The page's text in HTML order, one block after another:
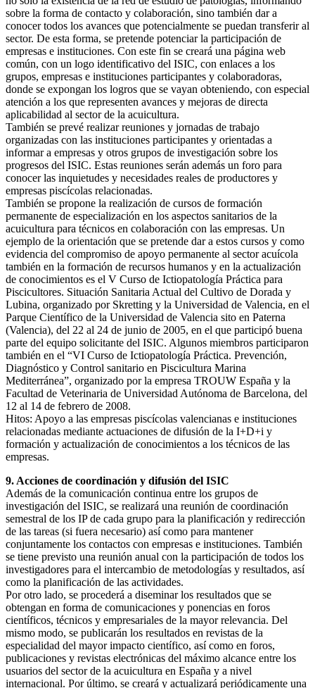
sobre la forma de contacto y colaboración, sino también dar a
conocer todos los avances que potencialmente se puedan transferir al
sector. De esta forma, se pretende potenciar la participación de
empresas e instituciones. Con este fin se creará una página web
común, con un logo identificativo del ISIC, con enlaces a los
grupos, empresas e instituciones participantes y colaboradoras,
donde se expongan los logros que se vayan obteniendo, con especial
atención a los que representen avances y mejoras de directa
aplicabilidad al sector de la acuicultura.
También se prevé realizar reuniones y jornadas de trabajo
organizadas con las instituciones participantes y orientadas a
informar a empresas y otros grupos de investigación sobre los
progresos del ISIC. Estas reuniones serán además un foro para
conocer las inquietudes y necesidades reales de productores y
empresas piscícolas relacionadas.
También se propone la realización de cursos de formación
permanente de especialización en los aspectos sanitarios de la
acuicultura para técnicos en colaboración con las empresas. Un
ejemplo de la orientación que se pretende dar a estos cursos y como
evidencia del compromiso de apoyo permanente al sector acuícola
también en la formación de recursos humanos y en la actualización
de conocimientos es el V Curso de Ictiopatología Práctica para
Piscicultores. Situación Sanitaria Actual del Cultivo de Dorada y
Lubina, organizado por Skretting y la Universidad de Valencia, en el
Parque Científico de la Universidad de Valencia sito en Paterna
(Valencia), del 22 al 24 de junio de 2005, en el que participó buena
parte del equipo solicitante del ISIC. Algunos miembros participaron
también en el “VI Curso de Ictiopatología Práctica. Prevención,
Diagnóstico y Control sanitario en Piscicultura Marina
Mediterránea”, organizado por la empresa TROUW España y la
Facultad de Veterinaria de Universidad Autónoma de Barcelona, del
12 al 14 de febrero de 2008.
Hitos: Apoyo a las empresas piscícolas valencianas e instituciones
relacionadas mediante actuaciones de difusión de la I+D+i y
formación y actualización de conocimientos a los técnicos de las
empresas.
9. Acciones de coordinación y difusión del ISIC
Además de la comunicación continua entre los grupos de
investigación del ISIC, se realizará una reunión de coordinación
semestral de los IP de cada grupo para la planificación y redirección
de las tareas (si fuera necesario) así como para mantener
conjuntamente los contactos con empresas e instituciones. También
se tiene previsto una reunión anual con la participación de todos los
investigadores para el intercambio de metodologías y resultados, así
como la planificación de las actividades.
Por otro lado, se procederá a diseminar los resultados que se
obtengan en forma de comunicaciones y ponencias en foros
científicos, técnicos y empresariales de la mayor relevancia. Del
mismo modo, se publicarán los resultados en revistas de la
especialidad del mayor impacto científico, así como en foros,
publicaciones y revistas electrónicas del máximo alcance entre los
usuarios del sector de la acuicultura en España y a nivel
internacional. Por último, se creará y actualizará periódicamente una